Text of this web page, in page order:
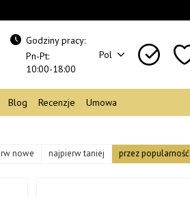
Godziny pracy:
Pn-Pt:
10:00-18:00
Pol
Blog Recenzje Umowa
nowe najpierw taniej przez popularność